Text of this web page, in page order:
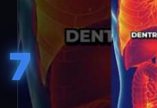
7